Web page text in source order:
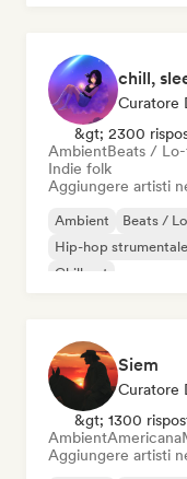
chill,
Curatore
&gt; 2300
AmbientBeats /
Indie folk
Aggiungere artisti
Ambient Beats /
Hip-hop strumentale
Chill out
Siem
Curatore
&gt; 1300
AmbientAmericana
Aggiungere artisti